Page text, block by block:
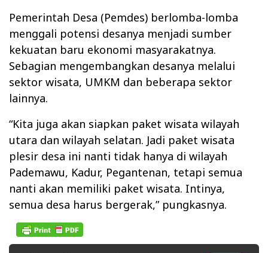
Pemerintah Desa (Pemdes) berlomba-lomba
menggali potensi desanya menjadi sumber
kekuatan baru ekonomi masyarakatnya.
Sebagian mengembangkan desanya melalui
sektor wisata, UMKM dan beberapa sektor
lainnya.
“Kita juga akan siapkan paket wisata wilayah
utara dan wilayah selatan. Jadi paket wisata
plesir desa ini nanti tidak hanya di wilayah
Pademawu, Kadur, Pegantenan, tetapi semua
nanti akan memiliki paket wisata. Intinya,
semua desa harus bergerak,” pungkasnya.